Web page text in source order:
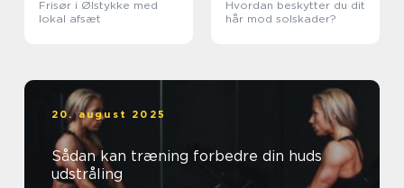
Frisør i Ølstykke med
lokal afsæt
Hvordan beskytter du dit
hår mod solskader?
20. august 2025
Sådan kan træning forbedre din huds
udstråling